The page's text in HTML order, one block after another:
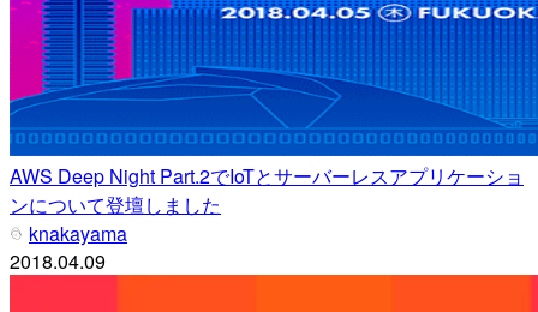
AWS Deep Night Part.2でIoTとサーバーレスアプリケーショ
ンについて登壇しました
knakayama
2018.04.09